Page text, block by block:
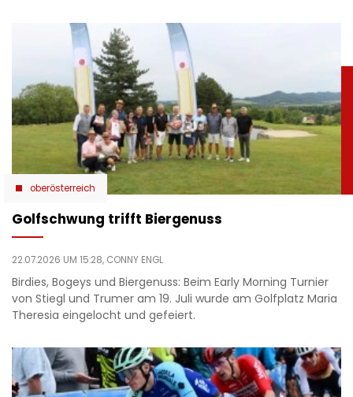
oberösterreich
Golfschwung trifft Biergenuss
22.07.2026 UM 15:28, CONNY ENGL
Birdies, Bogeys und Biergenuss: Beim Early Morning Turnier
von Stiegl und Trumer am 19. Juli wurde am Golfplatz Maria
Theresia eingelocht und gefeiert.